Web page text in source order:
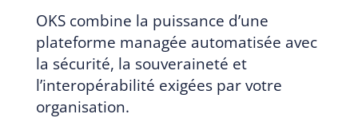
OKS combine la puissance d’une
plateforme managée automatisée avec
la sécurité, la souveraineté et
l’interopérabilité exigées par votre
organisation.